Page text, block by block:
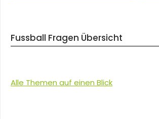
Fussball Fragen Übersicht
Alle Themen auf einen Blick